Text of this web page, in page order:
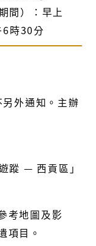
間）：早上
時30分
外通知。主辦
蹤 — 西貢區」
考地圖及影
項目。